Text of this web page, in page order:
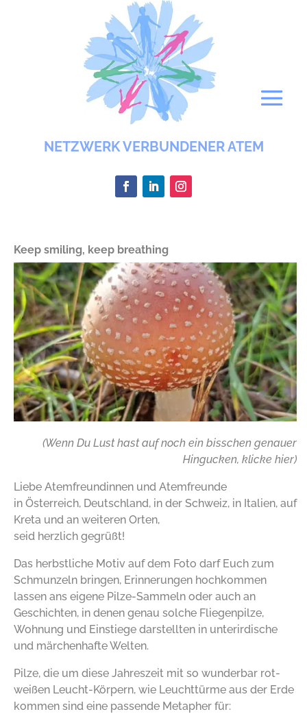
NETZWERK VERBUNDENER ATEM
Keep smiling, keep breathing
(Wenn Du Lust hast auf noch ein bisschen genauer
Hingucken, klicke hier)
Liebe Atemfreundinnen und Atemfreunde
in Österreich, Deutschland, in der Schweiz, in Italien, auf
Kreta und an weiteren Orten,
seid herzlich gegrüßt!
Das herbstliche Motiv auf dem Foto darf Euch zum
Schmunzeln bringen, Erinnerungen hochkommen
lassen ans eigene Pilze-Sammeln oder auch an
Geschichten, in denen genau solche Fliegenpilze,
Wohnung und Einstiege darstellten in unterirdische
und märchenhafte Welten.
Pilze, die um diese Jahreszeit mit so wunderbar rot-
weißen Leucht-Körpern, wie Leuchttürme aus der Erde
kommen sind eine passende Metapher für: